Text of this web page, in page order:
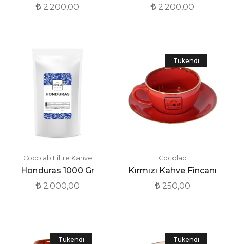
2.200,00 2.200,00
Cocolab Filtre Kahve
Honduras 1000 Gr
2.000,00
Tükendi
Cocolab
Kırmızı Kahve Fincanı
250,00
Tükendi Tükendi